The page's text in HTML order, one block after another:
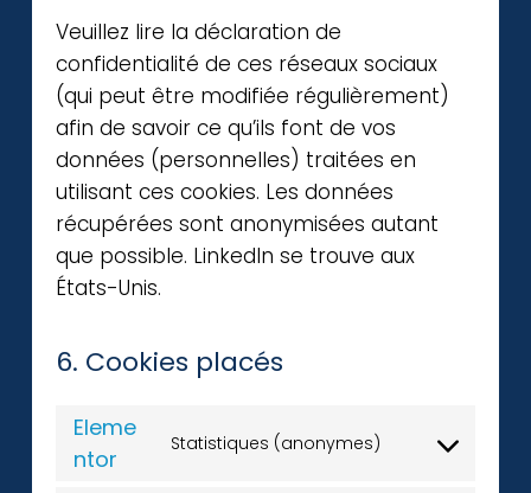
Veuillez lire la déclaration de
confidentialité de ces réseaux sociaux
(qui peut être modifiée régulièrement)
afin de savoir ce qu’ils font de vos
données (personnelles) traitées en
utilisant ces cookies. Les données
récupérées sont anonymisées autant
que possible. LinkedIn se trouve aux
États-Unis.
6. Cookies placés
Eleme
ntor
Statistiques (anonymes)